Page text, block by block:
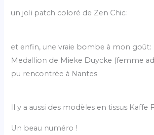
un joli patch coloré de Zen Chic:
et enfin, une vraie bombe à mon goût:
Medallion de Mieke Duycke (femme
pu rencontrée à Nantes.
Il y a aussi des modèles en tissus Kaffe
Un beau numéro !